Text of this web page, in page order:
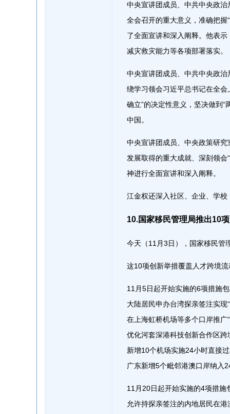
中央宣讲团成员、中共中央政
全会召开的重大意义，准确把
了全面宣讲和深入阐释。他表
减灾救灾能力等各项部署落实。
中央宣讲团成员、中共中央政
绕学习领会习近平总书记在全
确立”的决定性意义，坚决做到
中国。
中央宣讲团成员、中央政策研
发展取得的重大成就、深刻领
神进行全面宣讲和深入阐释。
江金权还深入社区、企业、学
10.国家移民管理局推出10
今天（11月3日），国家移民管
这10项创新举措覆盖人才跨境
11月5日起开始实施的6项措施
大陆居民申办台湾探亲签注实现
在上海虹桥机场等多个口岸推广
优化河套深港科技创新合作区跨
新增10个机场实施24小时直接
广东新增5个毗邻港澳口岸纳入
11月20日起开始实施的4项措施
允许持探亲签注的内地居民在